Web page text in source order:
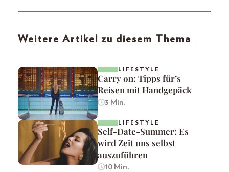
Weitere Artikel zu diesem Thema
LIFESTYLE
Carry on: Tipps für’s
Reisen mit Handgepäck
3 Min.
LIFESTYLE
Self-Date-Summer: Es
wird Zeit uns selbst
auszuführen
10 Min.